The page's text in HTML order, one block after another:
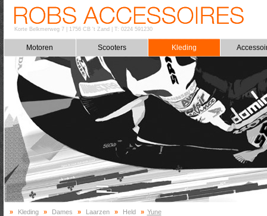
Korte Belkmerweg 7| 1756 CB 't Zand T: 0224 591230
Motoren Scooters Kleding
» Kleding » Dames » Laarzen » Held » Yune